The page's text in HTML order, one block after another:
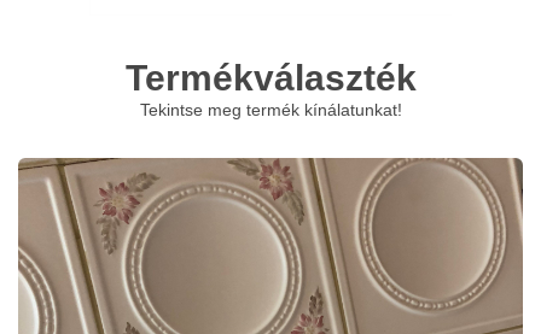
Termékválaszték
Tekintse meg termék kínálatunkat!